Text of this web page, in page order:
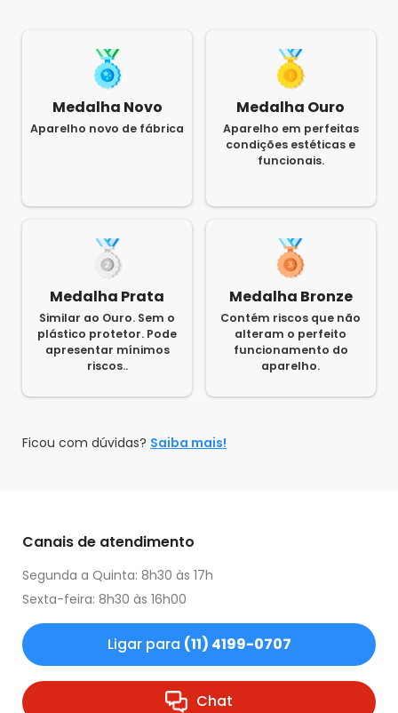
Medalha Novo
Aparelho novo de fábrica
Medalha Ouro
Aparelho em perfeitas
condições estéticas e
funcionais.
Medalha Prata
Similar ao Ouro. Sem o
plástico protetor. Pode
apresentar mínimos
riscos..
Medalha Bronze
Contém riscos que não
alteram o perfeito
funcionamento do
aparelho.
Ficou com dúvidas? Saiba mais!
Canais de atendimento
Segunda a Quinta: 8h30 às 17h
Sexta-feira: 8h30 às 16h00
Ligar para (11) 4199-0707
Chat